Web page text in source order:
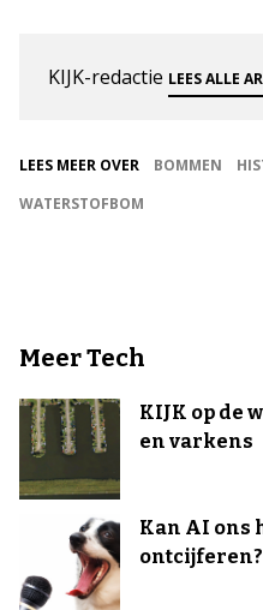
KIJK-redactie LEES ALLE
LEES MEER OVER BOMMEN
WATERSTOFBOM
Meer Tech
KIJK op de
en varkens
Kan AI ons
ontcijferen?